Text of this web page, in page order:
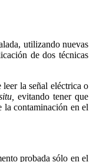
utilizando nuevas
de dos técnicas
la señal eléctrica o
evitando tener que
la contaminación en el
probada sólo en el